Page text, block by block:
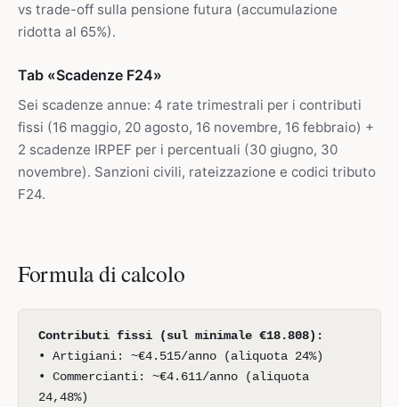
vs trade-off sulla pensione futura (accumulazione
ridotta al 65%).
Tab «Scadenze F24»
Sei scadenze annue: 4 rate trimestrali per i contributi
fissi (16 maggio, 20 agosto, 16 novembre, 16 febbraio) +
2 scadenze IRPEF per i percentuali (30 giugno, 30
novembre). Sanzioni civili, rateizzazione e codici tributo
F24.
Formula di calcolo
Contributi fissi (sul minimale €18.808):
• Artigiani: ~€4.515/anno (aliquota 24%)
• Commercianti: ~€4.611/anno (aliquota
24,48%)